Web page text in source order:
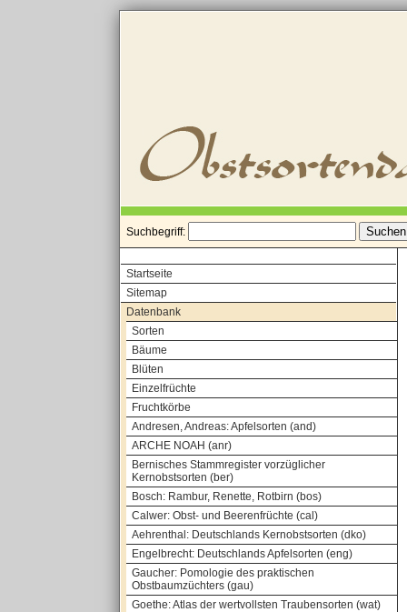
Suchbegriff:
Startseite
Sitemap
Datenbank
Sorten
Bäume
Blüten
Einzelfrüchte
Fruchtkörbe
Andresen, Andreas: Apfelsorten (and)
ARCHE NOAH (anr)
Bernisches Stammregister vorzüglicher
Kernobstsorten (ber)
Bosch: Rambur, Renette, Rotbirn (bos)
Calwer: Obst- und Beerenfrüchte (cal)
Aehrenthal: Deutschlands Kernobstsorten (dko)
Engelbrecht: Deutschlands Apfelsorten (eng)
Gaucher: Pomologie des praktischen
Obstbaumzüchters (gau)
Goethe: Atlas der wertvollsten Traubensorten (wat)